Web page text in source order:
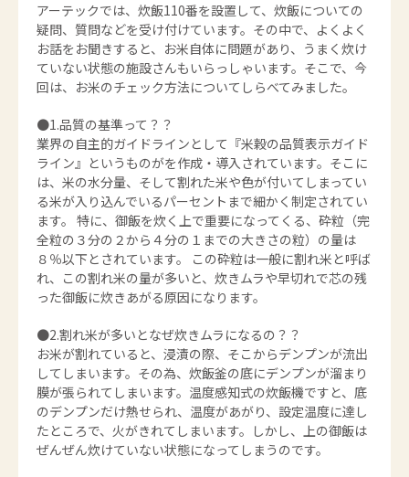
アーテックでは、炊飯110番を設置して、炊飯についての
疑問、質問などを受け付けています。その中で、よくよく
お話をお聞きすると、お米自体に問題があり、うまく炊け
ていない状態の施設さんもいらっしゃいます。そこで、今
回は、お米のチェック方法についてしらべてみました。
●1.品質の基準って？？
業界の自主的ガイドラインとして『米穀の品質表示ガイド
ライン』というものがを作成・導入されています。そこに
は、米の水分量、そして割れた米や色が付いてしまってい
る米が入り込んでいるパーセントまで細かく制定されてい
ます。 特に、御飯を炊く上で重要になってくる、砕粒（完
全粒の３分の２から４分の１までの大きさの粒）の量は
８％以下とされています。 この砕粒は一般に割れ米と呼ば
れ、この割れ米の量が多いと、炊きムラや早切れで芯の残
った御飯に炊きあがる原因になります。
●2.割れ米が多いとなぜ炊きムラになるの？？
お米が割れていると、浸漬の際、そこからデンプンが流出
してしまいます。その為、炊飯釜の底にデンプンが溜まり
膜が張られてしまいます。温度感知式の炊飯機ですと、底
のデンプンだけ熱せられ、温度があがり、設定温度に達し
たところで、火がきれてしまいます。しかし、上の御飯は
ぜんぜん炊けていない状態になってしまうのです。